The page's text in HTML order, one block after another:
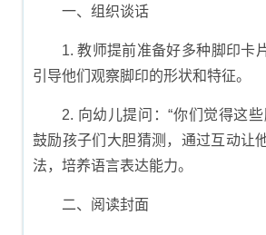
一、组织谈话
1. 教师提前准备好多种脚印卡
引导他们观察脚印的形状和特征。
2. 向幼儿提问：“你们觉得这
鼓励孩子们大胆猜测，通过互动让
法，培养语言表达能力。
二、阅读封面